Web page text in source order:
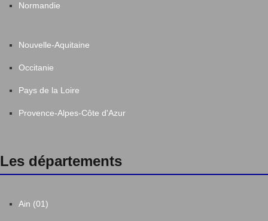
Normandie
Nouvelle-Aquitaine
Occitanie
Pays de la Loire
Provence-Alpes-Côte d'Azur
Les départements
Ain (01)